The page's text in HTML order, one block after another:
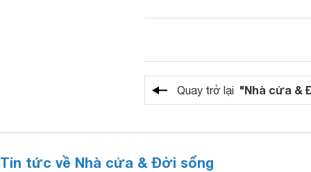
Quay trở lại "Nhà cửa &
Tin tức về Nhà cửa & Đời sống